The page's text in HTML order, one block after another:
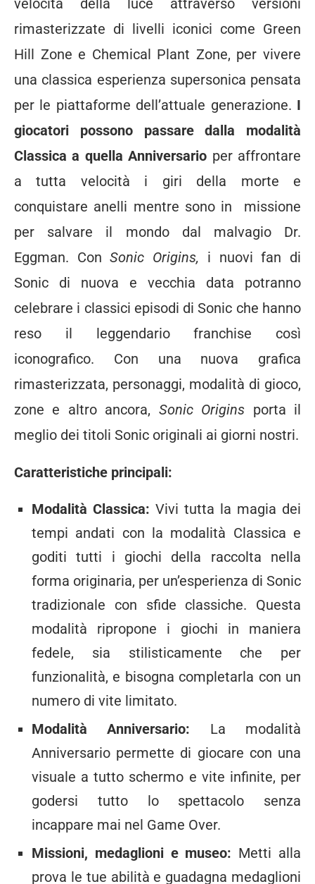
velocità della luce attraverso versioni
rimasterizzate di livelli iconici come Green
Hill Zone e Chemical Plant Zone, per vivere
una classica esperienza supersonica pensata
per le piattaforme dell’attuale generazione. I
giocatori possono passare dalla modalità
Classica a quella Anniversario per affrontare
a tutta velocità i giri della morte e
conquistare anelli mentre sono in missione
per salvare il mondo dal malvagio Dr.
Eggman. ConSonic Origins, i nuovi fan di
Sonic di nuova e vecchia data potranno
celebrare i classici episodi di Sonic che hanno
reso il leggendario franchise così
iconografico. Con una nuova grafica
rimasterizzata, personaggi, modalità di gioco,
zone e altro ancora, Sonic Origins porta il
meglio dei titoli Sonic originali ai giorni nostri.
Caratteristiche principali:
Modalità Classica: Vivi tutta la magia dei
tempi andati con la modalità Classica e
goditi tutti i giochi della raccolta nella
forma originaria, per un’esperienza di Sonic
tradizionale con sfide classiche. Questa
modalità ripropone i giochi in maniera
fedele, sia stilisticamente che per
funzionalità, e bisogna completarla con un
numero di vite limitato.
Modalità Anniversario: La modalità
Anniversario permette di giocare con una
visuale a tutto schermo e vite infinite, per
godersi tutto lo spettacolo senza
incappare mai nel Game Over.
Missioni, medaglioni e museo: Metti alla
prova le tue abilità e guadagna medaglioni